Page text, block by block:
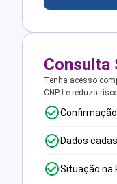
Consulta
Tenha acesso
CNPJ e reduza
Dados
Situação na